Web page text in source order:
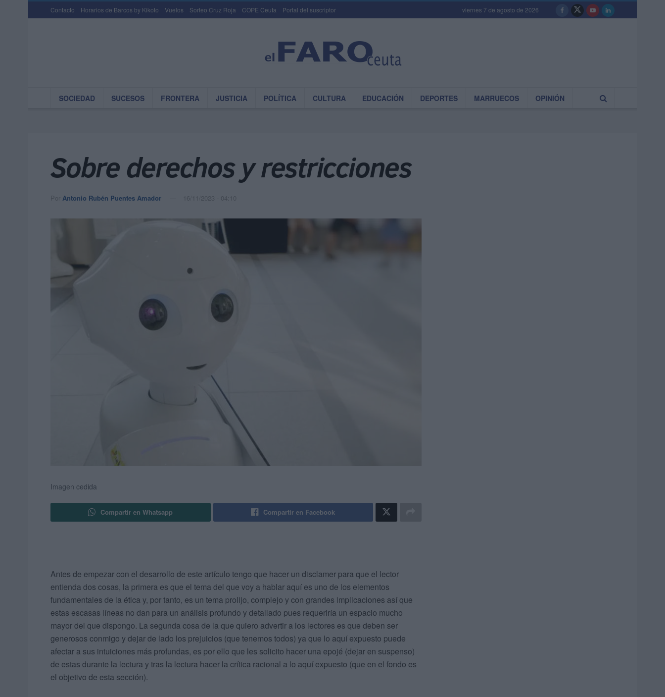
Contacto Horarios de Barcos by Kikoto Vuelos Sorteo Cruz Roja COPE Ceuta Portal del suscriptor viernes 7 de agosto de 2026
SOCIEDAD SUCESOS FRONTERA JUSTICIA POLÍTICA CULTURA EDUCACIÓN DEPORTES MARRUECOS OPINIÓN
Sobre derechos y restricciones
Por Antonio Rubén Puentes Amador 16/11/2023 - 04:10
Imagen cedida
Compartir en Whatsapp Compartir en Facebook
Antes de empezar con el desarrollo de este artículo tengo que hacer un disclamer para que el lector
entienda dos cosas, la primera es que el tema del que voy a hablar aquí es uno de los elementos
fundamentales de la ética y, por tanto, es un tema prolijo, complejo y con grandes implicaciones así que
estas escasas líneas no dan para un análisis profundo y detallado pues requeriría un espacio mucho
mayor del que dispongo. La segunda cosa de la que quiero advertir a los lectores es que deben ser
generosos conmigo y dejar de lado los prejuicios (que tenemos todos) ya que lo aquí expuesto puede
afectar a sus intuiciones más profundas, es por ello que les solicito hacer una epojé (dejar en suspenso)
de estas durante la lectura y tras la lectura hacer la crítica racional a lo aquí expuesto (que en el fondo es
el objetivo de esta sección).